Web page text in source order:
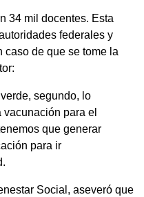
34 mil docentes. Esta
federales y
caso de que se tome la
segundo, lo
para el
que generar
para ir
Social, aseveró que